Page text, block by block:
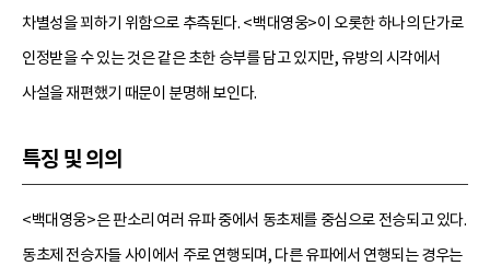
차별성을 꾀하기 위함으로 추측된다. <백대영웅>이 오롯한 하나의 단가로
인정받을 수 있는 것은 같은 초한 승부를 담고 있지만, 유방의 시각에서
사설을 재편했기 때문이 분명해 보인다.
특징 및 의의
<백대영웅>은 판소리 여러 유파 중에서 동초제를 중심으로 전승되고 있다.
동초제 전승자들 사이에서 주로 연행되며, 다른 유파에서 연행되는 경우는